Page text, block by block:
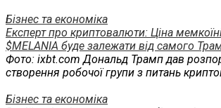
Бізнес та економіка
Експерт про криптовалюти: Ціна
$MELANIA буде залежати від самого
Фото: ixbt.com Дональд Трамп дав
створення робочої групи з питань
Бізнес та економіка